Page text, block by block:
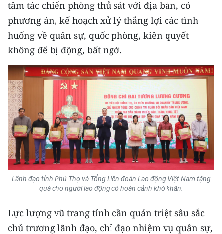
ENGLISH
中文
FRANÇAIS
РУССКИЙ
ESPAÑOL
한국어
tâm tác chiến phòng thủ sát với địa bàn, có
phương án, kế hoạch xử lý thắng lợi các tình
huống về quân sự, quốc phòng, kiên quyết
không để bị động, bất ngờ.
Lãnh đạo tỉnh Phú Thọ và Tổng Liên đoàn Lao động Việt Nam tặng
quà cho người lao động có hoàn cảnh khó khăn.
Lực lượng vũ trang tỉnh cần quán triệt sâu sắc
chủ trương lãnh đạo, chỉ đạo nhiệm vụ quân sự,